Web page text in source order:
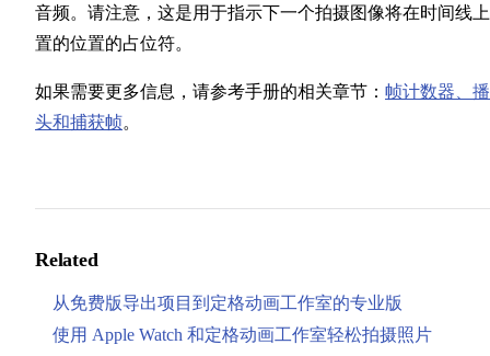
音频。请注意，这是用于指示下一个拍摄图像将在时间线
置的位置的占位符。
如果需要更多信息，请参考手册的相关章节： 帧计数器、
头和捕获帧。
Related
从免费版导出项目到定格动画工作室的专业版
使用 Apple Watch 和定格动画工作室轻松拍摄照片